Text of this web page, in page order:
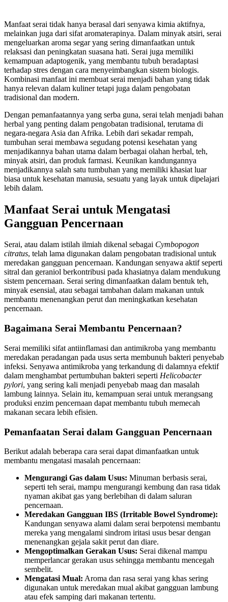
Manfaat serai tidak hanya berasal dari senyawa kimia aktifnya,
melainkan juga dari sifat aromaterapinya. Dalam minyak atsiri, serai
mengeluarkan aroma segar yang sering dimanfaatkan untuk
relaksasi dan peningkatan suasana hati. Serai juga memiliki
kemampuan adaptogenik, yang membantu tubuh beradaptasi
terhadap stres dengan cara menyeimbangkan sistem biologis.
Kombinasi manfaat ini membuat serai menjadi bahan yang tidak
hanya relevan dalam kuliner tetapi juga dalam pengobatan
tradisional dan modern.
Dengan pemanfaatannya yang serba guna, serai telah menjadi bahan
herbal yang penting dalam pengobatan tradisional, terutama di
negara-negara Asia dan Afrika. Lebih dari sekadar rempah,
tumbuhan serai membawa segudang potensi kesehatan yang
menjadikannya bahan utama dalam berbagai olahan herbal, teh,
minyak atsiri, dan produk farmasi. Keunikan kandungannya
menjadikannya salah satu tumbuhan yang memiliki khasiat luar
biasa untuk kesehatan manusia, sesuatu yang layak untuk dipelajari
lebih dalam.
Manfaat Serai untuk Mengatasi
Gangguan Pencernaan
Serai, atau dalam istilah ilmiah dikenal sebagai Cymbopogon
citratus, telah lama digunakan dalam pengobatan tradisional untuk
meredakan gangguan pencernaan. Kandungan senyawa aktif seperti
sitral dan geraniol berkontribusi pada khasiatnya dalam mendukung
sistem pencernaan. Serai sering dimanfaatkan dalam bentuk teh,
minyak esensial, atau sebagai tambahan dalam makanan untuk
membantu menenangkan perut dan meningkatkan kesehatan
pencernaan.
Bagaimana Serai Membantu Pencernaan?
Serai memiliki sifat antiinflamasi dan antimikroba yang membantu
meredakan peradangan pada usus serta membunuh bakteri penyebab
infeksi. Senyawa antimikroba yang terkandung di dalamnya efektif
dalam menghambat pertumbuhan bakteri seperti Helicobacter
pylori, yang sering kali menjadi penyebab maag dan masalah
lambung lainnya. Selain itu, kemampuan serai untuk merangsang
produksi enzim pencernaan dapat membantu tubuh memecah
makanan secara lebih efisien.
Pemanfaatan Serai dalam Gangguan Pencernaan
Berikut adalah beberapa cara serai dapat dimanfaatkan untuk
membantu mengatasi masalah pencernaan:
Mengurangi Gas dalam Usus: Minuman berbasis serai,
seperti teh serai, mampu mengurangi kembung dan rasa tidak
nyaman akibat gas yang berlebihan di dalam saluran
pencernaan.
Meredakan Gangguan IBS (Irritable Bowel Syndrome):
Kandungan senyawa alami dalam serai berpotensi membantu
mereka yang mengalami sindrom iritasi usus besar dengan
menenangkan gejala sakit perut dan diare.
Mengoptimalkan Gerakan Usus: Serai dikenal mampu
memperlancar gerakan usus sehingga membantu mencegah
sembelit.
Mengatasi Mual: Aroma dan rasa serai yang khas sering
digunakan untuk meredakan mual akibat gangguan lambung
atau efek samping dari makanan tertentu.